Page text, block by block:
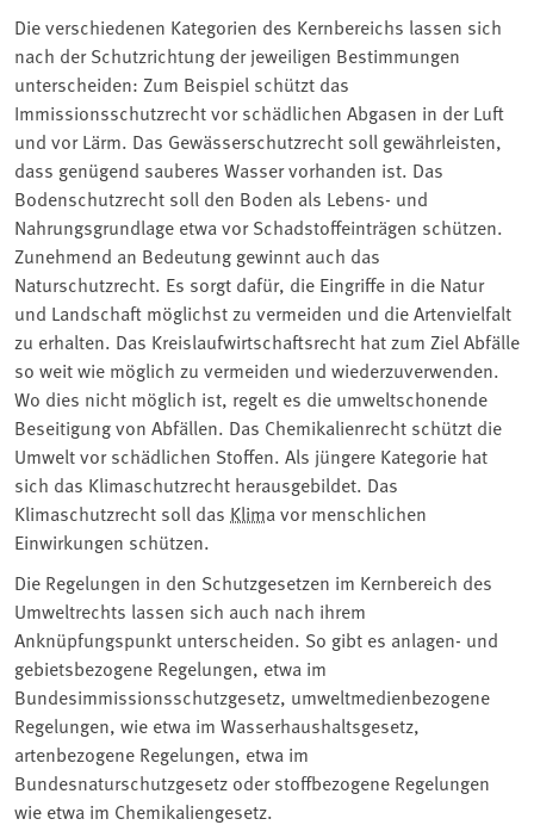
Die verschiedenen Kategorien des Kernbereichs lassen sich
nach der Schutzrichtung der jeweiligen Bestimmungen
unterscheiden: Zum Beispiel schützt das
Immissionsschutzrecht vor schädlichen Abgasen in der Luft
und vor Lärm. Das Gewässerschutzrecht soll gewährleisten,
dass genügend sauberes Wasser vorhanden ist. Das
Bodenschutzrecht soll den Boden als Lebens- und
Nahrungsgrundlage etwa vor Schadstoffeinträgen schützen.
Zunehmend an Bedeutung gewinnt auch das
Naturschutzrecht. Es sorgt dafür, die Eingriffe in die Natur
und Landschaft möglichst zu vermeiden und die Artenvielfalt
zu erhalten. Das Kreislaufwirtschaftsrecht hat zum Ziel Abfälle
so weit wie möglich zu vermeiden und wiederzuverwenden.
Wo dies nicht möglich ist, regelt es die umweltschonende
Beseitigung von Abfällen. Das Chemikalienrecht schützt die
Umwelt vor schädlichen Stoffen. Als jüngere Kategorie hat
sich das Klimaschutzrecht herausgebildet. Das
Klimaschutzrecht soll das Klima vor menschlichen
Einwirkungen schützen.
Die Regelungen in den Schutzgesetzen im Kernbereich des
Umweltrechts lassen sich auch nach ihrem
Anknüpfungspunkt unterscheiden. So gibt es anlagen- und
gebietsbezogene Regelungen, etwa im
Bundesimmissionsschutzgesetz, umweltmedienbezogene
Regelungen, wie etwa im Wasserhaushaltsgesetz,
artenbezogene Regelungen, etwa im
Bundesnaturschutzgesetz oder stoffbezogene Regelungen
wie etwa im Chemikaliengesetz.